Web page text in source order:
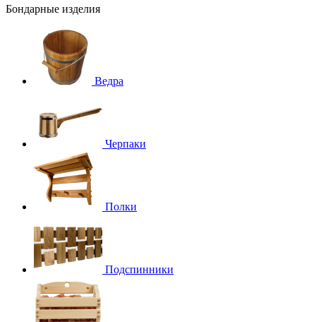
Бондарные изделия
Ведра
Черпаки
Полки
Подспинники